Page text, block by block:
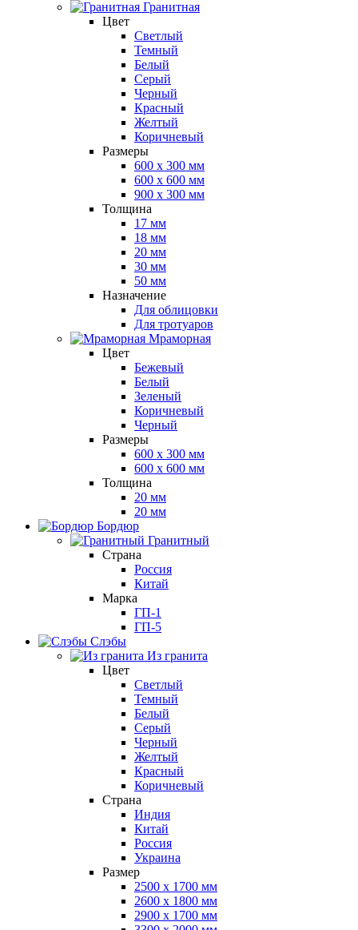
Гранитная
Цвет
Светлый
Темный
Белый
Серый
Черный
Красный
Желтый
Коричневый
Размеры
600 х 300 мм
600 х 600 мм
900 x 300 мм
Толщина
17 мм
18 мм
20 мм
30 мм
50 мм
Назначение
Для облицовки
Для тротуаров
Мраморная
Цвет
Бежевый
Белый
Зеленый
Коричневый
Черный
Размеры
600 х 300 мм
600 х 600 мм
Толщина
20 мм
20 мм
Бордюр
Гранитный
Страна
Россия
Китай
Марка
ГП-1
ГП-5
Слэбы
Из гранита
Цвет
Светлый
Темный
Белый
Серый
Черный
Желтый
Красный
Коричневый
Страна
Индия
Китай
Россия
Украина
Размер
2500 x 1700 мм
2600 x 1800 мм
2900 x 1700 мм